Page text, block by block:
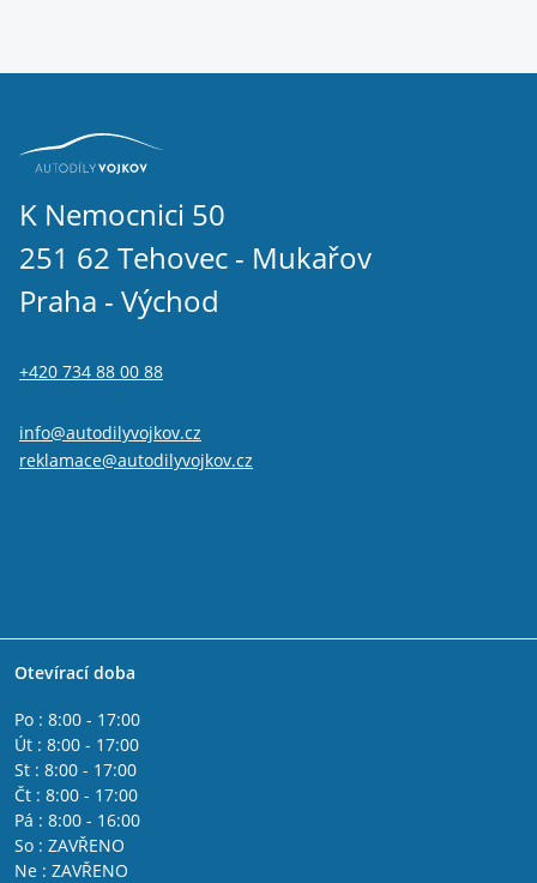
K Nemocnici 50
251 62 Tehovec - Mukařov
Praha - Východ
+420 734 88 00 88
info@autodilyvojkov.cz
reklamace@autodilyvojkov.cz
Otevírací doba
Po : 8:00 - 17:00
Út : 8:00 - 17:00
St : 8:00 - 17:00
Čt : 8:00 - 17:00
Pá : 8:00 - 16:00
So : ZAVŘENO
Ne : ZAVŘENO